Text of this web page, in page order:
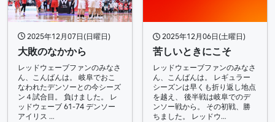
2025年12月07日(日曜日)
大敗のなかから
レッドウェーブファンのみなさ
ん、こんばんは。 岐阜でおこ
なわれたデンソーとの今シーズ
ン４試合目。 負けました。 レ
ッドウェーブ 61-74 デンソー
アイリス …
2025年12月06日(土曜日)
苦しいときにこそ
レッドウェーブファンのみなさ
ん、こんばんは。 レギュラー
シーズンは早くも折り返し地点
を越え、 後半戦は岐阜でのデ
ンソー戦から。 その初戦、勝
ちました。 レッドウ…